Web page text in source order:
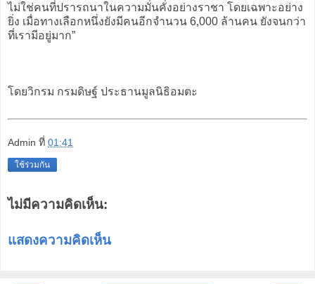
ไม่ใช่คนที่ปรารถนาในความมั่นคั่งอย่างราชา โดยเฉพาะอย่าง
ยิ่ง เมื่อทางเลือกหนึ่งยังมีคนอีกจำนวน 6,000 ล้านคน ยังจนกว่า
ที่เรามีอยู่มาก”
โดยวิกรม กรมดิษฐ์ ประธานมูลนิธิอมตะ
Admin ที่ 01:41
ใช้ร่วมกัน
ไม่มีความคิดเห็น:
แสดงความคิดเห็น